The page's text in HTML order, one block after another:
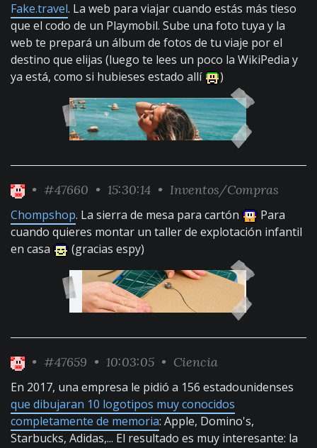
Fake.travel. La web para viajar cuando estás más tieso
que el codo de un Playmobil. Sube una foto tuya y la
web te prepará un álbum de fotos de tu viaje por el
destino que elijas (luego te lees un poco la WikiPedia y
ya está, como si hubieses estado allí
)
• #47660 • 15:30:14 • Inventos/Compras
Chompshop. La sierra de mesa para cartón
Para
cuando quieres montar un taller de explotación infantil
en casa
(gracias espy)
• #47659 • 10:03:05 • Ciencia
En 2017, una empresa le pidió a 156 estadounidenses
que dibujaran 10 logotipos muy conocidos
completamente de memoria: Apple, Domino's,
Starbucks, Adidas,... El resultado es muy interesante: la